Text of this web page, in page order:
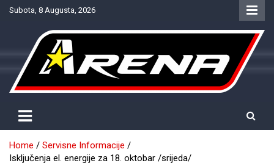
SkipSubota, 8 Augusta, 2026
NTV Arena
Home
Servisne Informacije
Isključenja el. energije za 18. oktobar /srijeda/